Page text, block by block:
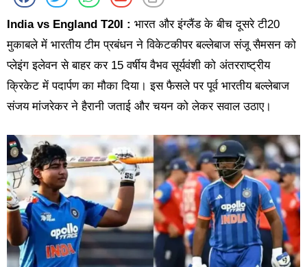
India vs England T20I : भारत और इंग्लैंड के बीच दूसरे टी20
मुकाबले में भारतीय टीम प्रबंधन ने विकेटकीपर बल्लेबाज संजू सैमसन को
प्लेइंग इलेवन से बाहर कर 15 वर्षीय वैभव सूर्यवंशी को अंतरराष्ट्रीय
क्रिकेट में पदार्पण का मौका दिया। इस फैसले पर पूर्व भारतीय बल्लेबाज
संजय मांजरेकर ने हैरानी जताई और चयन को लेकर सवाल उठाए।